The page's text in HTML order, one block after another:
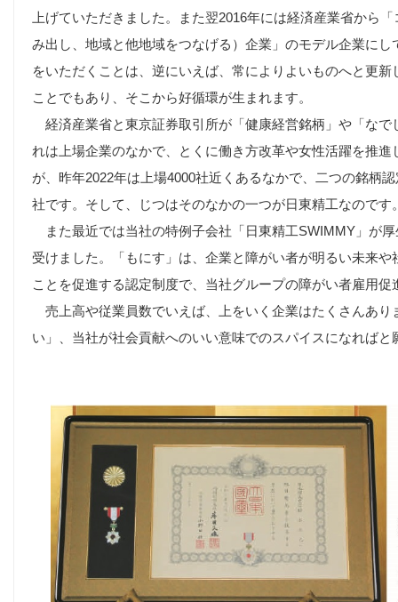
上げていただきました。また翌2016年には経済産業省から
み出し、地域と他地域をつなげる）企業」のモデル企業に
をいただくことは、逆にいえば、常によりよいものへと更
ことでもあり、そこから好循環が生まれます。
経済産業省と東京証券取引所が「健康経営銘柄」や「なで
れは上場企業のなかで、とくに働き方改革や女性活躍を推
が、昨年2022年は上場4000社近くあるなかで、二つの銘柄
社です。そして、じつはそのなかの一つが日東精工なのです
また最近では当社の特例子会社「日東精工SWIMMY」が
受けました。「もにす」は、企業と障がい者が明るい未来
ことを促進する認定制度で、当社グループの障がい者雇用
売上高や従業員数でいえば、上をいく企業はたくさんあり
い」、当社が社会貢献へのいい意味でのスパイスになればと